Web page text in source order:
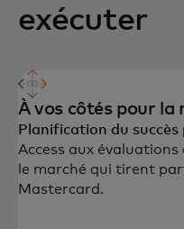
exécuter
À vos côtés pour la
Planification du
Access aux
le marché qui tirent
Mastercard.